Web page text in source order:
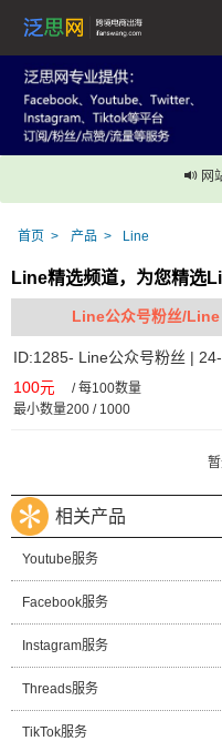
网站
首页 产品 Line
Line精选频道，为您精选
Line公众号粉丝/
ID:1285- Line公众号粉丝 |
100元 /每100数量
最小数量200 / 1000
暂
相关产品
Youtube服务
Facebook服务
Instagram服务
Threads服务
TikTok服务